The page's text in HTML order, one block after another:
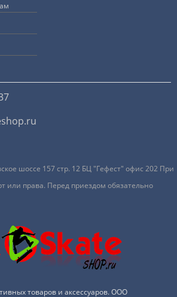
шоссе 157 стр. 12 БЦ "Гефест" офис 202 При
или права. Перед приездом обязательно
товаров и аксессуаров. ООО